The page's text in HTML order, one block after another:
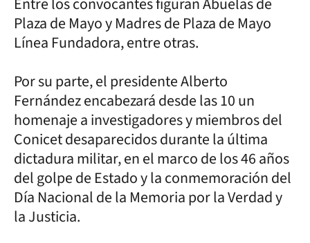
Plaza de Mayo y Madres de Plaza de Mayo
Línea Fundadora, entre otras.
Por su parte, el presidente Alberto
Fernández encabezará desde las 10 un
homenaje a investigadores y miembros del
Conicet desaparecidos durante la última
dictadura militar, en el marco de los 46 años
del golpe de Estado y la conmemoración del
Día Nacional de la Memoria por la Verdad y
la Justicia.